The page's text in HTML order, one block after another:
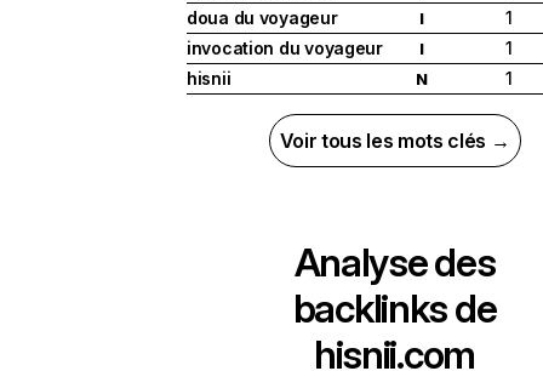
doua du voyageur
I
1
invocation du voyageur
I
1
hisnii
N 1
Voir tous les mots clés →
Analyse des
backlinks de
hisnii.com